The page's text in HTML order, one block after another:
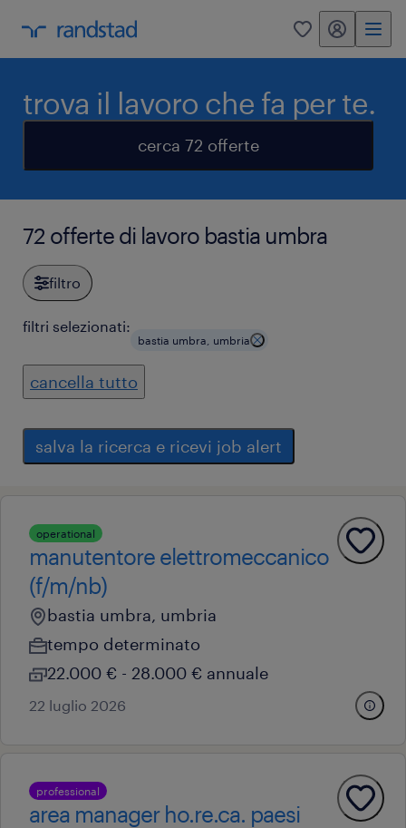
0 my randstad
trova il lavoro che fa per te.
cerca 72 offerte
72 offerte di lavoro bastia umbra
filtro
filtri selezionati:
bastia umbra, umbria
cancella tutto
salva la ricerca e ricevi job alert
operational
manutentore elettromeccanico
(f/m/nb)
bastia umbra, umbria
tempo determinato
22.000 € - 28.000 € annuale
22 luglio 2026
professional
area manager ho.re.ca. paesi